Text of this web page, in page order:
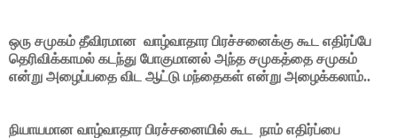
ஒரு சமுகம் தீவிரமான வாழ்வாதார பிரச்சனைக்கு கூட எதிர்ப்பே
தெரிவிக்காமல் கடந்து போகுமானல் அந்த சமுகத்தை சமுகம்
என்று அழைப்பதை விட ஆட்டு மந்தைகள் என்று அழைக்கலாம்..
நியாயமான வாழ்வாதார பிரச்சனையில் கூட நாம் எதிர்ப்பை